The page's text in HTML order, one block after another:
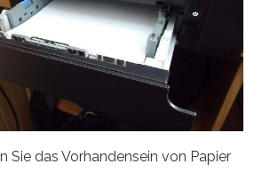
Sie das Vorhandensein von Papier